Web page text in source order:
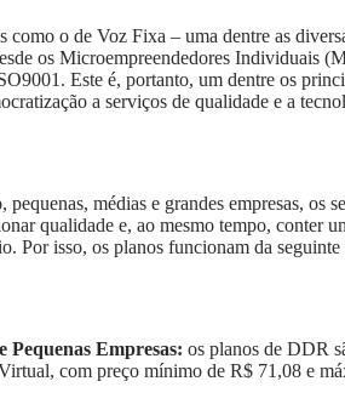
como o de Voz Fixa – uma dentre as
os Microempreendedores Individuais
Este é, portanto, um dentre os
a serviços de qualidade e a
pequenas, médias e grandes empresas, os
qualidade e, ao mesmo tempo, conter
Por isso, os planos funcionam da seguinte
Empresas: os planos de DDR
com preço mínimo de R$ 71,08 e